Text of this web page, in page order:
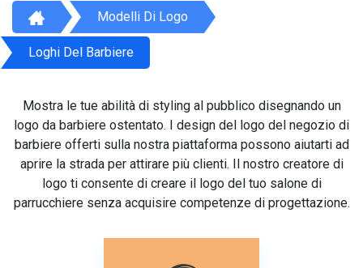
Modelli Di Logo
Loghi Del Barbiere
Mostra le tue abilità di styling al pubblico disegnando un
logo da barbiere ostentato. I design del logo del negozio di
barbiere offerti sulla nostra piattaforma possono aiutarti ad
aprire la strada per attirare più clienti. Il nostro creatore di
logo ti consente di creare il logo del tuo salone di
parrucchiere senza acquisire competenze di progettazione.